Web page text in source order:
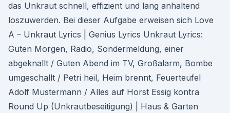
das Unkraut schnell, effizient und lang anhaltend
loszuwerden. Bei dieser Aufgabe erweisen sich Love
A – Unkraut Lyrics | Genius Lyrics Unkraut Lyrics:
Guten Morgen, Radio, Sondermeldung, einer
abgeknallt / Guten Abend im TV, Großalarm, Bombe
umgeschallt / Petri heil, Heim brennt, Feuerteufel
Adolf Mustermann / Alles auf Horst Essig kontra
Round Up (Unkrautbeseitigung) | Haus & Garten